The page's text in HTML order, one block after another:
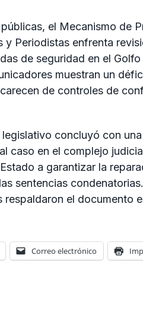
el Mecanismo de
y Periodistas enfrenta
de seguridad en el
muestran un
de controles de
legislativo concluyó con
caso en el complejo
a garantizar la
sentencias
respaldaron el documento
Correo electrónico